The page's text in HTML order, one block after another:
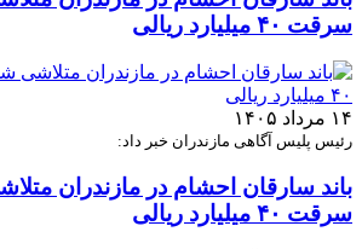
سرقت ۴۰ میلیارد ریالی
۱۴ مرداد ۱۴۰۵
رئیس پلیس آگاهی مازندران خبر داد:
باند سارقان احشام در مازندران
سرقت ۴۰ میلیارد ریالی